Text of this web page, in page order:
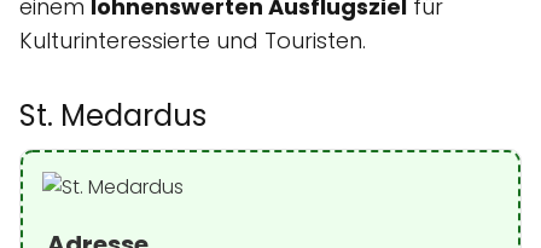
einem lohnenswerten Ausflugsziel für
Kulturinteressierte und Touristen.
St. Medardus